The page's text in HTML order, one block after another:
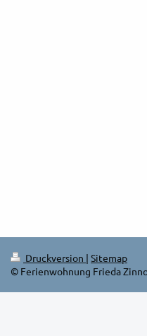
Druckversion | Sitemap
© Ferienwohnung Frieda